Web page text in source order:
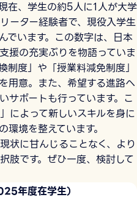
在、学生の約5人に1人が大学
ーター経験者で、現役入学生
でいます。この数字は、日本
援の充実ぶりを物語っていま
制度」や「授業料減免制度」
用意。また、希望する進路へ
サポートも行っています。こ
によって新しいスキルを身に
境を整えています。
状に甘んじることなく、より
肢です。ぜひ一度、検討して
年度在学生）